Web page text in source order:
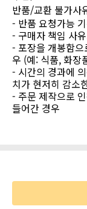
반품/교환 불가사
- 반품 요청가능
- 구매자 책임 사
- 포장을 개봉함
우 (예: 식품, 화장
- 시간의 경과에
치가 현저히 감소
- 주문 제작으로
들어간 경우